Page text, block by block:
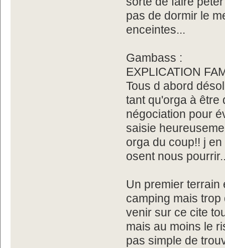
pas de dormir le
enceintes...
Gambass :
EXPLICATION
Tous d abord
tant qu'orga à être
négociation pour
saisie
orga du coup!! j
osent nous
Un premier terrain
camping mais
venir sur ce cite
mais au moins le
pas simple de